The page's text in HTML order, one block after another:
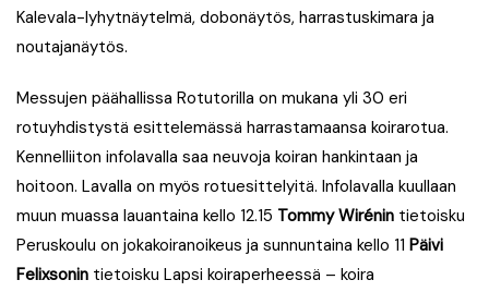
Kalevala-lyhytnäytelmä, dobonäytös, harrastuskimara ja
noutajanäytös.
Messujen päähallissa Rotutorilla on mukana yli 30 eri
rotuyhdistystä esittelemässä harrastamaansa koirarotua.
Kennelliiton infolavalla saa neuvoja koiran hankintaan ja
hoitoon. Lavalla on myös rotuesittelyitä. Infolavalla kuullaan
muun muassa lauantaina kello 12.15 Tommy Wirénin tietoisku
Peruskoulu on jokakoiranoikeus ja sunnuntaina kello 11 Päivi
Felixsonin tietoisku Lapsi koiraperheessä – koira